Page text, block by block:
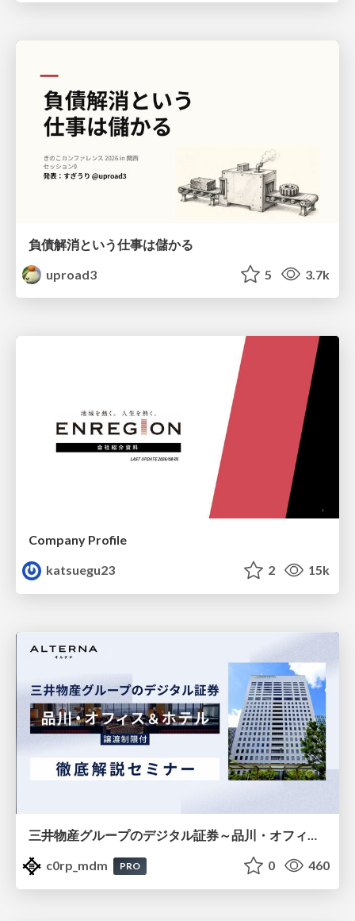
負債解消という仕事は儲かる
uproad3
5 3.7k
Company Profile
katsuegu23
2 15k
三井物産グループのデジタル証券～品川・オフィス＆ホテル～徹底解説セミナー
c0rp_mdm
PRO 0 460